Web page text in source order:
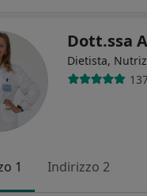
Dott.ssa
Dietista,
1 Indirizzo 2